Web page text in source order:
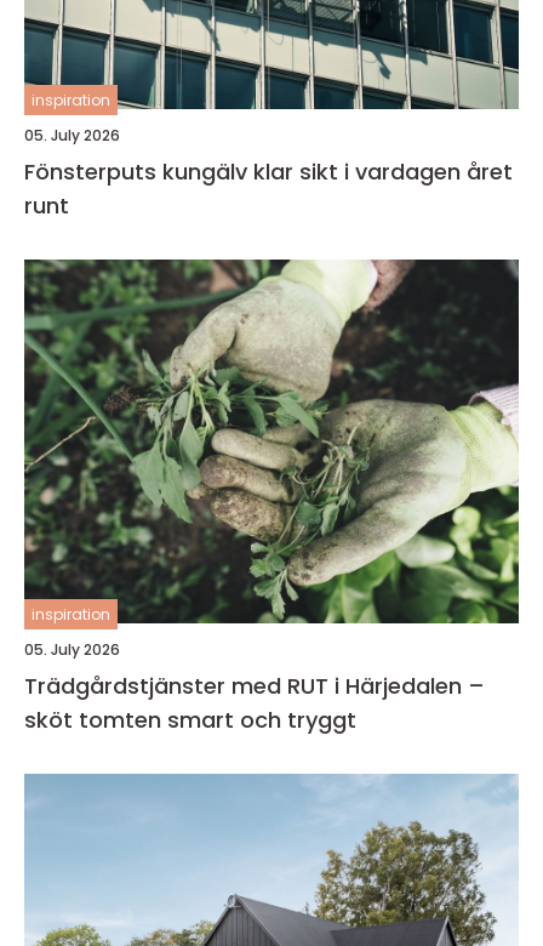
inspiration
05. July 2026
Fönsterputs kungälv klar sikt i vardagen året
runt
inspiration
05. July 2026
Trädgårdstjänster med RUT i Härjedalen –
sköt tomten smart och tryggt